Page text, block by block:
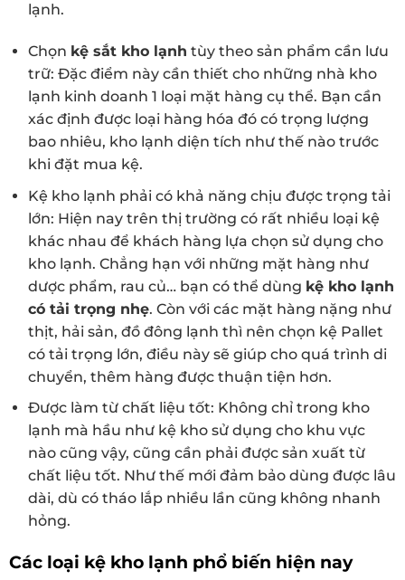
lạnh.
Chọn kệ sắt kho lạnh tùy theo sản phẩm cần lưu
trữ: Đặc điểm này cần thiết cho những nhà kho
lạnh kinh doanh 1 loại mặt hàng cụ thể. Bạn cần
xác định được loại hàng hóa đó có trọng lượng
bao nhiêu, kho lạnh diện tích như thế nào trước
khi đặt mua kệ.
Kệ kho lạnh phải có khả năng chịu được trọng tải
lớn: Hiện nay trên thị trường có rất nhiều loại kệ
khác nhau để khách hàng lựa chọn sử dụng cho
kho lạnh. Chẳng hạn với những mặt hàng như
dược phẩm, rau củ… bạn có thể dùng kệ kho lạnh
có tải trọng nhẹ. Còn với các mặt hàng nặng như
thịt, hải sản, đồ đông lạnh thì nên chọn kệ Pallet
có tải trọng lớn, điều này sẽ giúp cho quá trình di
chuyển, thêm hàng được thuận tiện hơn.
Được làm từ chất liệu tốt: Không chỉ trong kho
lạnh mà hầu như kệ kho sử dụng cho khu vực
nào cũng vậy, cũng cần phải được sản xuất từ
chất liệu tốt. Như thế mới đảm bảo dùng được lâu
dài, dù có tháo lắp nhiều lần cũng không nhanh
hỏng.
Các loại kệ kho lạnh phổ biến hiện nay